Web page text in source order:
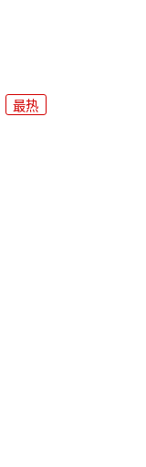
最热